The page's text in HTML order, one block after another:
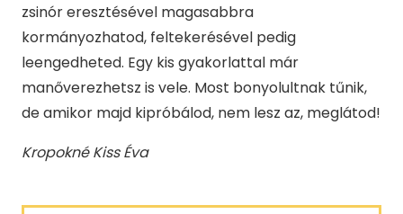
zsinór eresztésével magasabbra
kormányozhatod, feltekerésével pedig
leengedheted. Egy kis gyakorlattal már
manőverezhetsz is vele. Most bonyolultnak tűnik,
de amikor majd kipróbálod, nem lesz az, meglátod!
Kropokné Kiss Éva